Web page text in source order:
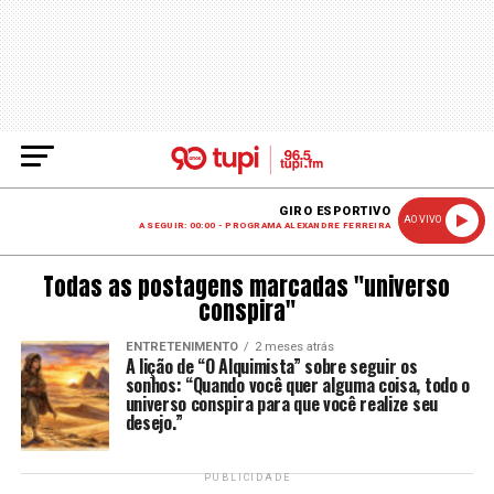
GIRO ESPORTIVO
A SEGUIR: 00:00 - PROGRAMA ALEXANDRE FERREIRA
AO VIVO
Todas as postagens marcadas "universo
conspira"
ENTRETENIMENTO 2 meses atrás
A lição de “O Alquimista” sobre seguir os
sonhos: “Quando você quer alguma coisa, todo o
universo conspira para que você realize seu
desejo.”
PUBLICIDADE